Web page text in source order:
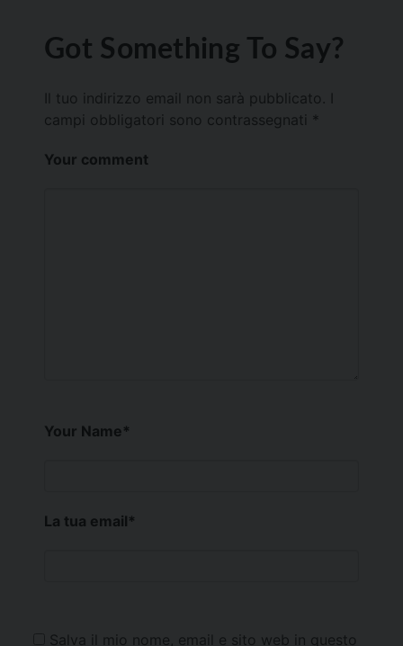
Got Something To Say?
Il tuo indirizzo email non sarà pubblicato.
campi obbligatori sono contrassegnati *
Your comment
Your Name*
La tua email*
Salva il mio nome, email e sito web in questo